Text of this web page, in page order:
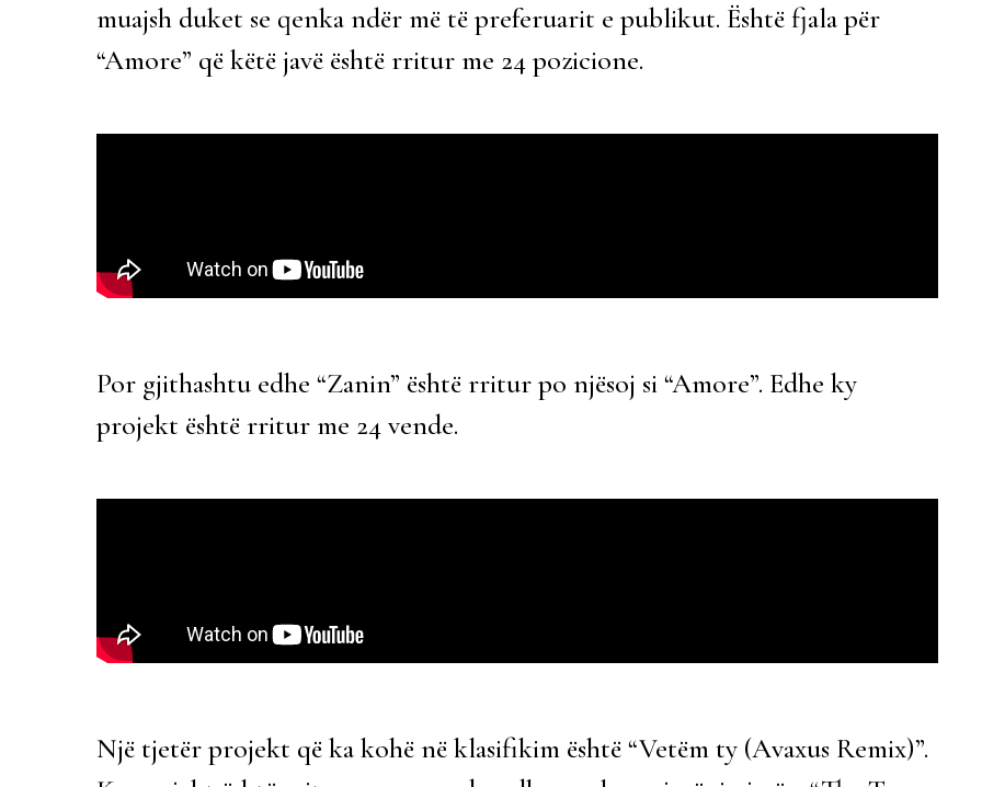
muajsh duket se qenka ndër më të preferuarit e publikut. Është fjala për
“Amore” që këtë javë është rritur me 24 pozicione.
Por gjithashtu edhe “Zanin” është rritur po njësoj si “Amore”. Edhe ky
projekt është rritur me 24 vende.
Një tjetër projekt që ka kohë në klasifikim është “Vetëm ty (Avaxus Remix)”.